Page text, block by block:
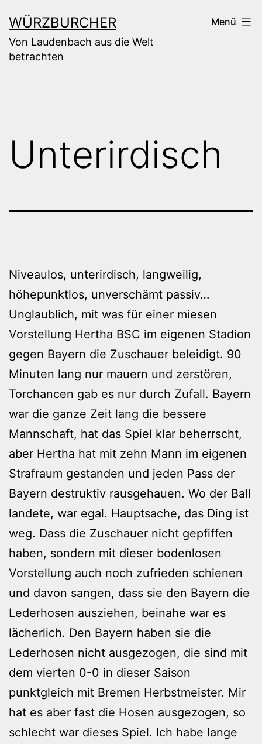
Inhalt
springen
WÜRZBURCHER
Von Laudenbach aus die Welt
betrachten
Menü
Unterirdisch
Niveaulos, unterirdisch, langweilig,
höhepunktlos, unverschämt passiv…
Unglaublich, mit was für einer miesen
Vorstellung Hertha BSC im eigenen Stadion
gegen Bayern die Zuschauer beleidigt. 90
Minuten lang nur mauern und zerstören,
Torchancen gab es nur durch Zufall. Bayern
war die ganze Zeit lang die bessere
Mannschaft, hat das Spiel klar beherrscht,
aber Hertha hat mit zehn Mann im eigenen
Strafraum gestanden und jeden Pass der
Bayern destruktiv rausgehauen. Wo der Ball
landete, war egal. Hauptsache, das Ding ist
weg. Dass die Zuschauer nicht gepfiffen
haben, sondern mit dieser bodenlosen
Vorstellung auch noch zufrieden schienen
und davon sangen, dass sie den Bayern die
Lederhosen ausziehen, beinahe war es
lächerlich. Den Bayern haben sie die
Lederhosen nicht ausgezogen, die sind mit
dem vierten 0-0 in dieser Saison
punktgleich mit Bremen Herbstmeister. Mir
hat es aber fast die Hosen ausgezogen, so
schlecht war dieses Spiel. Ich habe lange